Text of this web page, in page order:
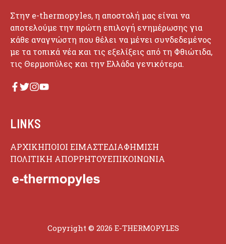
Στην e-thermopyles, η αποστολή μας είναι να
αποτελούμε την πρώτη επιλογή ενημέρωσης για
κάθε αναγνώστη που θέλει να μένει συνδεδεμένος
με τα τοπικά νέα και τις εξελίξεις από τη Φθιώτιδα,
τις Θερμοπύλες και την Ελλάδα γενικότερα.
LINKS
ΑΡΧΙΚΗΠΟΙΟΙ ΕΙΜΑΣΤΕΔΙΑΦΗΜΙΣΗ
ΠΟΛΙΤΙΚΗ ΑΠΟΡΡΗΤΟΥΕΠΙΚΟΙΝΩΝΙΑ
Copyright © 2026 E-THERMOPYLES